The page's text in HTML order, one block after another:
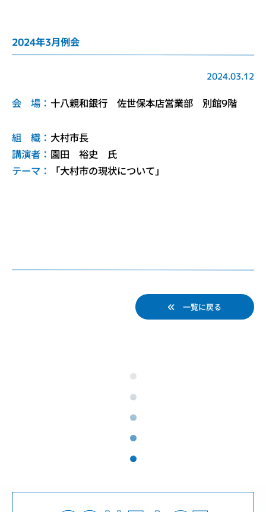
2024年3月例会
2024.03.12
会 場： 十八親和銀行 佐世保本店営業部 別館9階
組 織： 大村市長
講演者： 園田 裕史 氏
テーマ： 「大村市の現状について」
一覧に戻る